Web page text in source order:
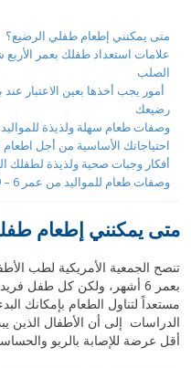
متى يمكنني إطعام طفلي الرضيع؟
علامات استعداد طفلك بعمر الأربع
الصلب
أمور يجب أخذها بعين الاعتبار
رضيعك
وصفات طعام سهلة ولذيذة للمواليد من
احتياجاتك الأساسية من أجل
أفكار وجبات صحية ولذيذة لطفلك
وصفات طعام للمواليد من عمر 6 – 9 شهور
متى يمكنني إطعام
تنصح الجمعية الأمريكية لطب
بعمر 6 أشهر، ولكن كل طفل
مستعداً لتناول الطعام بإمكانك
الدراسات إلى أن الأطفال الذين
أقل عرضة للإصابة بالربو